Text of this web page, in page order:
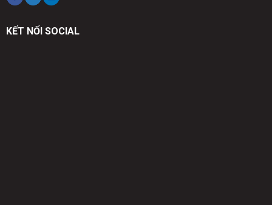
KẾT NỐI SOCIAL